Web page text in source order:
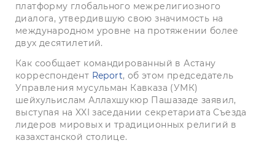
платформу глобального межрелигиозного
диалога, утвердившую свою значимость на
международном уровне на протяжении более
двух десятилетий.
Как сообщает командированный в Астану
корреспондент Report, об этом председатель
Управления мусульман Кавказа (УМК)
шейхульислам Аллахшукюр Пашазаде заявил,
выступая на XXI заседании секретариата Съезда
лидеров мировых и традиционных религий в
казахстанской столице.